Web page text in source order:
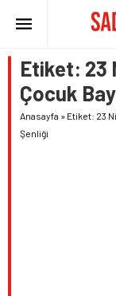
Etiket: 23
Çocuk
Anasayfa » Etiket: 23
Şenliği